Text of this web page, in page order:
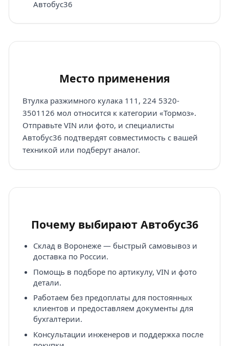
Автобус36
Место применения
Втулка разжимного кулака 111, 224 5320-
3501126 мол относится к категории «Тормоз».
Отправьте VIN или фото, и специалисты
Автобус36 подтвердят совместимость с вашей
техникой или подберут аналог.
Почему выбирают Автобус36
Склад в Воронеже — быстрый самовывоз и
доставка по России.
Помощь в подборе по артикулу, VIN и фото
детали.
Работаем без предоплаты для постоянных
клиентов и предоставляем документы для
бухгалтерии.
Консультации инженеров и поддержка после